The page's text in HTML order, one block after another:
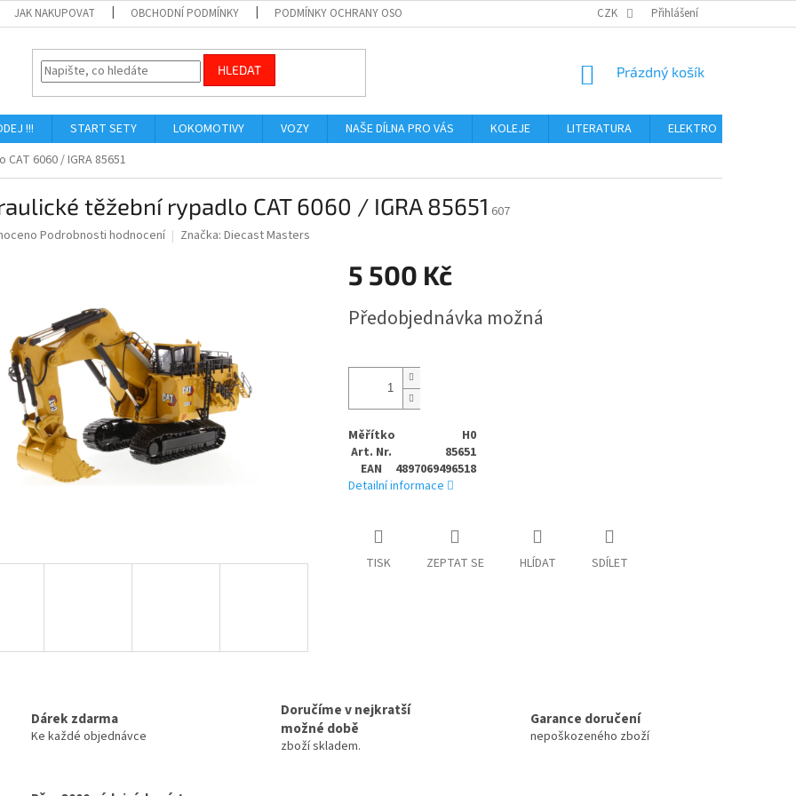
JAK NAKUPOVAT OBCHODNÍ PODMÍNKY PODMÍNKY OCHRANY OSOBNÍCH ÚDAJŮ CZK Přihlášení
HLEDAT
NÁKUPNÍ
Prázdný košík
!!! START SETY LOKOMOTIVY VOZY NAŠE DÍLNA PRO VÁS KOLEJE LITERATURA ELEKTRO
6060 / IGRA 85651
těžební rypadlo CAT 6060 / IGRA 85651 607
Podrobnosti hodnocení Značka: Diecast Masters
5 500 Kč
cena:
Předobjednávka možná
Měřítko
H0
Art. Nr.
85651
EAN
4897069496518
Detailní informace
TISK ZEPTAT SE HLÍDAT SDÍLET
Dárek zdarma
Ke každé objednávce
Doručíme v nejkratší
možné době
zboží skladem.
Garance doručení
nepoškozeného zboží